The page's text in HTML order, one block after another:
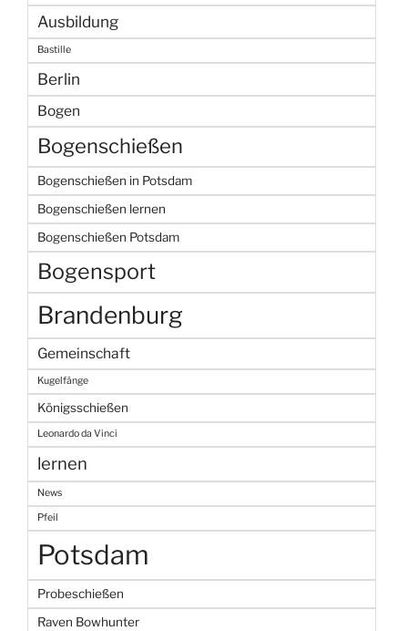
Ausbildung
Bastille
Berlin
Bogen
Bogenschießen
Bogenschießen in Potsdam
Bogenschießen lernen
Bogenschießen Potsdam
Bogensport
Brandenburg
Gemeinschaft
Kugelfänge
Königsschießen
Leonardo da Vinci
lernen
News
Pfeil
Potsdam
Probeschießen
Raven Bowhunter